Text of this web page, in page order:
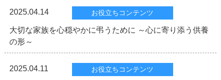
2025.04.14 お役立ちコンテンツ
大切な家族を心穏やかに弔うために ～心に寄り添う供養
の形～
2025.04.11 お役立ちコンテンツ